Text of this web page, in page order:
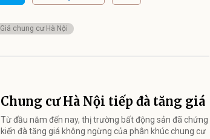
Giá chung cư Hà Nội
Chung cư Hà Nội tiếp đà tăng giá
Từ đầu năm đến nay, thị trường bất động sản đã chứng
kiến đà tăng giá không ngừng của phân khúc chung cư